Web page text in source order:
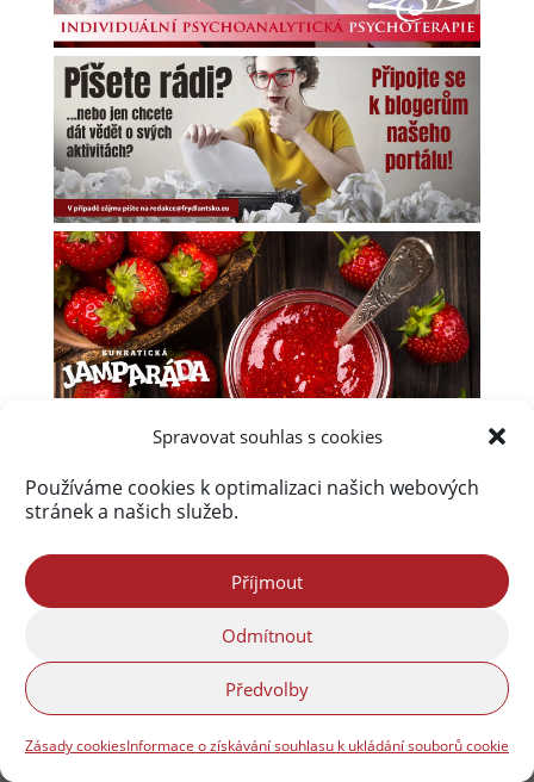
Spravovat souhlas s cookies
Používáme cookies k optimalizaci našich webových
stránek a našich služeb.
Příjmout
Odmítnout
Předvolby
Zásady cookiesInformace o získávání souhlasu k ukládání souborů cookie
Obsah webu
Zásady cookies (EU)